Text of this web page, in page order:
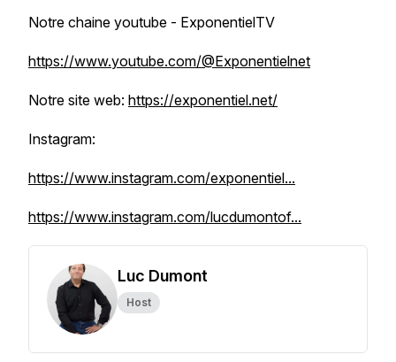
Notre chaine youtube - ExponentielTV
https://www.youtube.com/@Exponentielnet
Notre site web: https://exponentiel.net/
Instagram:
https://www.instagram.com/exponentiel...
https://www.instagram.com/lucdumontof...
Luc Dumont
Host